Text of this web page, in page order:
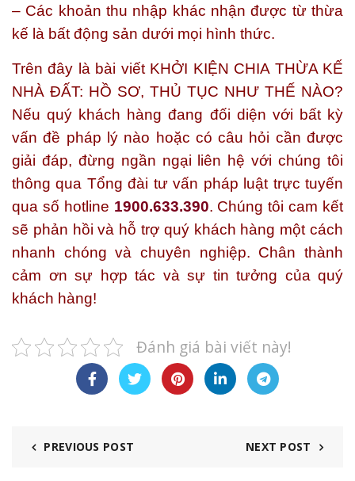
– Các khoản thu nhập khác nhận được từ thừa
kế là bất động sản dưới mọi hình thức.
Trên đây là bài viết KHỞI KIỆN CHIA THỪA KẾ
NHÀ ĐẤT: HỒ SƠ, THỦ TỤC NHƯ THẾ NÀO?
Nếu quý khách hàng đang đối diện với bất kỳ
vấn đề pháp lý nào hoặc có câu hỏi cần được
giải đáp, đừng ngần ngại liên hệ với chúng tôi
thông qua Tổng đài tư vấn pháp luật trực tuyến
qua số hotline 1900.633.390. Chúng tôi cam kết
sẽ phản hồi và hỗ trợ quý khách hàng một cách
nhanh chóng và chuyên nghiệp. Chân thành
cảm ơn sự hợp tác và sự tin tưởng của quý
khách hàng!
Đánh giá bài viết này!
PREVIOUS POST NEXT POST